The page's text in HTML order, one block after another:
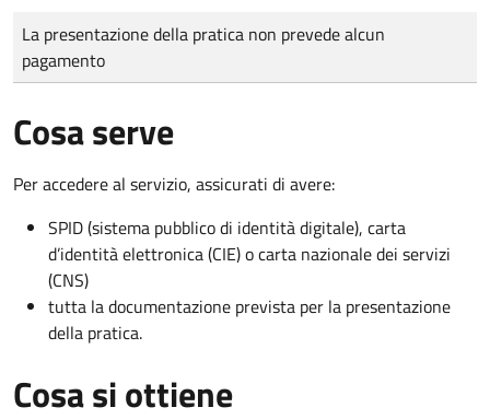
Tipo di pagamento
Importo
La presentazione della pratica non prevede alcun
pagamento
Cosa serve
Per accedere al servizio, assicurati di avere:
SPID (sistema pubblico di identità digitale), carta
d’identità elettronica (CIE) o carta nazionale dei servizi
(CNS)
tutta la documentazione prevista per la presentazione
della pratica.
Cosa si ottiene